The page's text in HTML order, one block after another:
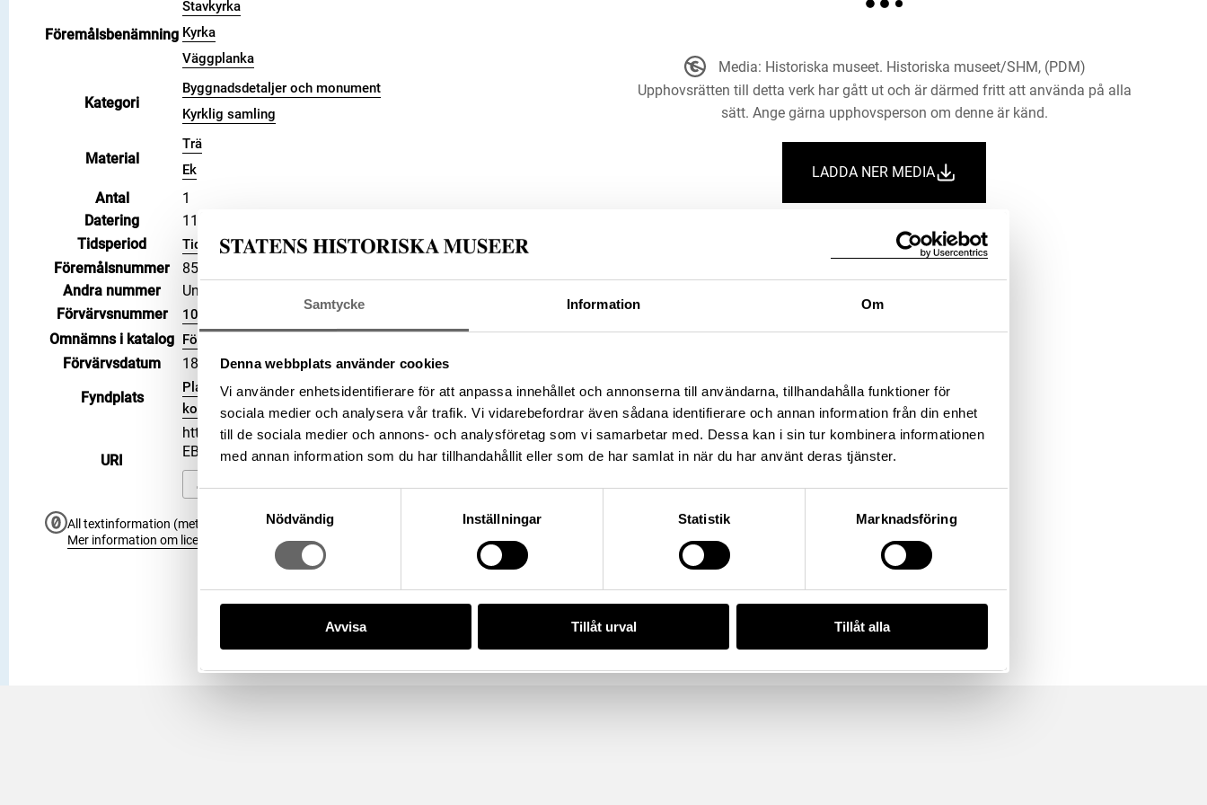
Samtycke Information Om
Denna webbplats använder cookies
Vi använder enhetsidentifierare för att anpassa innehållet och annonserna till användarna, tillhandahålla funktioner för
sociala medier och analysera vår trafik. Vi vidarebefordrar även sådana identifierare och annan information från din enhet
till de sociala medier och annons- och analysföretag som vi samarbetar med. Dessa kan i sin tur kombinera informationen
med annan information som du har tillhandahållit eller som de har samlat in när du har använt deras tjänster.
Nödvändig
Inställningar Statistik Marknadsföring
Avvisa Tillåt urval Tillåt alla
Föremålsbenämning
Stavkyrka
Kyrka
Väggplanka
Kategori
Byggnadsdetaljer och monument
Kyrklig samling
Material
Trä
Ek
Antal
1
Datering
1100 – 1250
Tidsperiod
Tidig medeltid
Föremålsnummer
858327_HST
Andra nummer
Undernummer: 30
Förvärvsnummer
10232
Omnämns i katalog Förvärv: 10232 på Catview
Förvärvsdatum
1896
Fyndplats
Plats: Hemse kyrka, Socken: Hemse socken, Kommun: Gotland
kommun, Landskap: Gotland, Land: Sverige
URI
https://samlingar.shm.se/object/8E4F53BA-373D-4D42-A6C4-
EBFA1B53D170
Kopiera URI
All textinformation (metadata) på denna sida är fri att använda enligt licensen CC0.
Mer information om licenser hos Statens historiska museer.
Media: Historiska museet. Historiska museet/SHM, (PDM)
Upphovsrätten till detta verk har gått ut och är därmed fritt att använda på alla
sätt. Ange gärna upphovsperson om denne är känd.
LADDA NER MEDIA